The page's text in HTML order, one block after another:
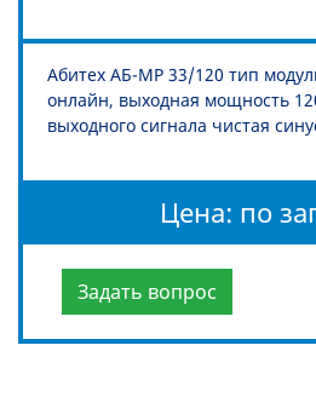
Абитех АБ-МР 33/120 тип
онлайн, выходная мощность
выходного сигнала чистая
Цена: по
Задать вопрос